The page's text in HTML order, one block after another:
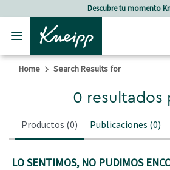
Skip to main content
Skip to footer contentDescubre tu momento
Home Search Results for
0 resultados
Productos (0) Publicaciones (0)
LO SENTIMOS, NO PUDIMOS